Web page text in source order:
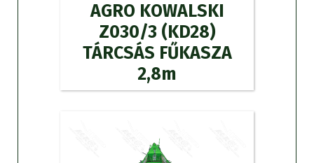
AGRO KOWALSKI
Z030/3 (KD28)
TÁRCSÁS FŰKASZA
2,8m